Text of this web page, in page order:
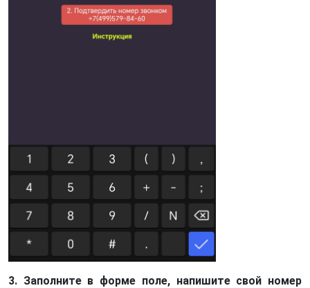
3. Заполните в форме поле, напишите свой номер